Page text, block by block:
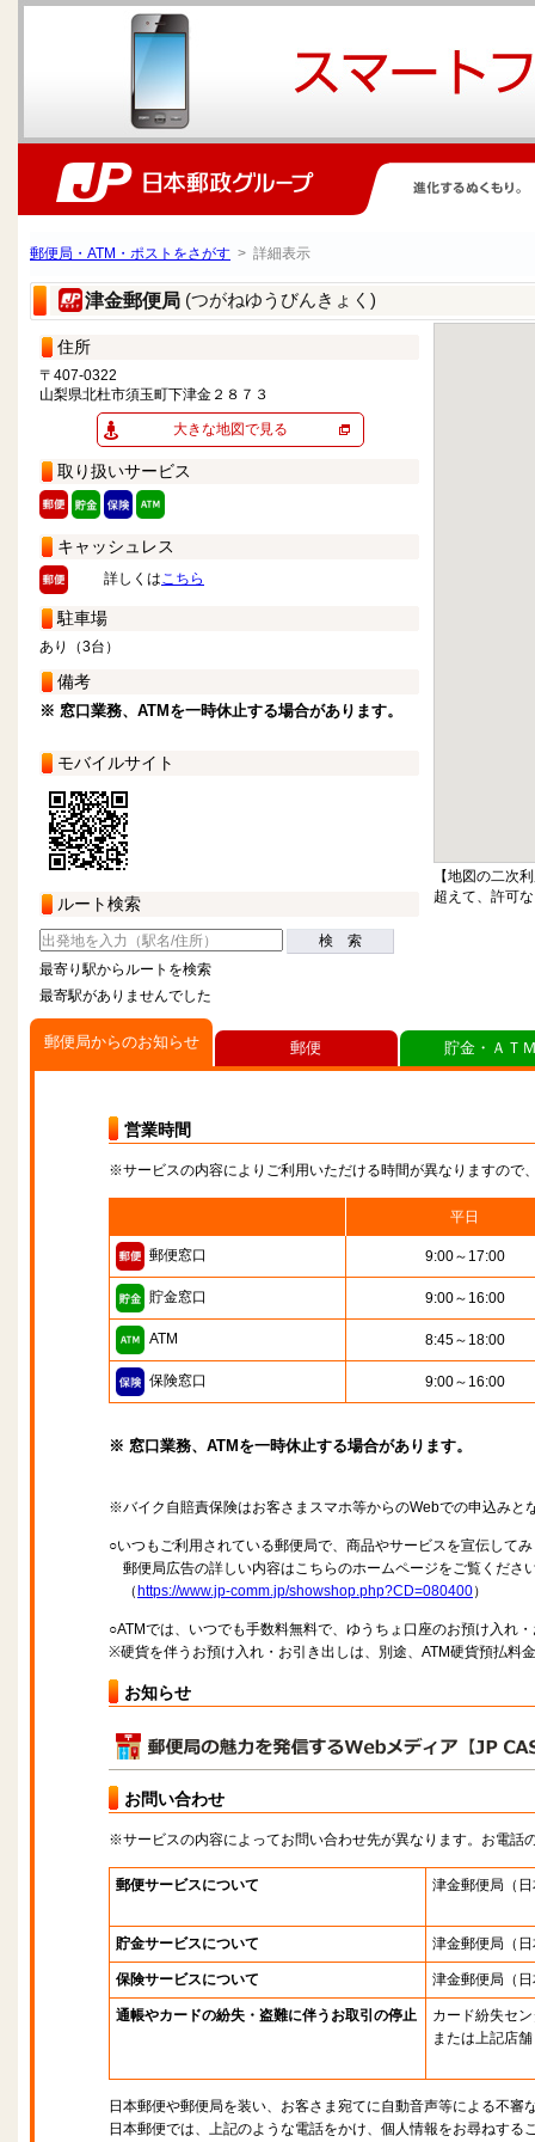
郵便局・ATM・ポストをさがす > 詳細表示
津金郵便局 (つがねゆうびんきょく)
住所
〒407-0322
山梨県北杜市須玉町下津金２８７３
大きな地図で見る
取り扱いサービス
キャッシュレス
詳しくはこちら
駐車場
あり（3台）
備考
※ 窓口業務、ATMを一時休止する場合があります。
モバイルサイト
ルート検索
検 索
最寄り駅からルートを検索
最寄駅がありませんでした
【地図の二次
超えて、許可
郵便局からのお知らせ
営業時間
※サービスの内容によりご利用いただける時間が異なりますので
平日
郵便窓口 9:00～17:00
貯金窓口 9:00～16:00
ATM 8:45～18:00
保険窓口 9:00～16:00
※ 窓口業務、ATMを一時休止する場合があります。
※バイク自賠責保険はお客さまスマホ等からのWebでの申込みと
○いつもご利用されている郵便局で、商品やサービスを宣伝して
郵便局広告の詳しい内容はこちらのホームページをご覧くださ
（ https://www.jp-comm.jp/showshop.php?CD=080400）
○ATMでは、いつでも手数料無料で、ゆうちょ口座のお預け入れ
※硬貨を伴うお預け入れ・お引き出しは、別途、ATM硬貨預払料
お知らせ
お問い合わせ
※サービスの内容によってお問い合わせ先が異なります。お電話
郵便サービスについて 津金郵便局 （
貯金サービスについて 津金郵便局 （
保険サービスについて 津金郵便局 （
通帳やカードの紛失・盗難に伴うお取引の停止
カード紛失セ
または上記店舗
日本郵便や郵便局を装い、お客さま宛てに自動音声等による不審
日本郵便では、上記のような電話をかけ、個人情報をお尋ねする
郵便 貯金・ＡＴ